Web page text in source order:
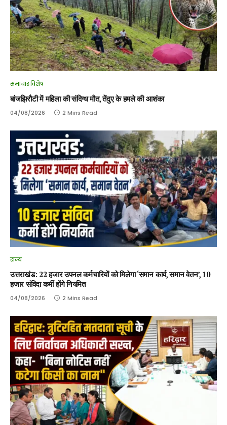
समाचार विशेष
बांजझिरौटी में महिला की संदिग्ध मौत, तेंदुए के हमले की आशंका
04/08/2026 2 Mins Read
राज्य
उत्तराखंड: 22 हजार उपनल कर्मचारियों को मिलेगा ‘समान कार्य, समान वेतन’, 10
हजार संविदा कर्मी होंगे नियमित
04/08/2026 2 Mins Read